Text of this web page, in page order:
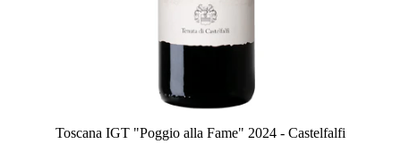
Toscana IGT "Poggio alla Fame" 2024 - Castelfalfi